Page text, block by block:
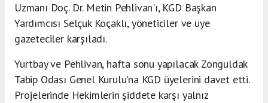
Uzmanı Doç. Dr. Metin Pehlivan'ı, KGD Başkan
Yardımcısı Selçuk Koçaklı, yöneticiler ve üye
gazeteciler karşıladı.
Yurtbay ve Pehlivan, hafta sonu yapılacak Zonguldak
Tabip Odası Genel Kurulu'na KGD üyelerini davet etti.
Projelerinde Hekimlerin şiddete karşı yalnız